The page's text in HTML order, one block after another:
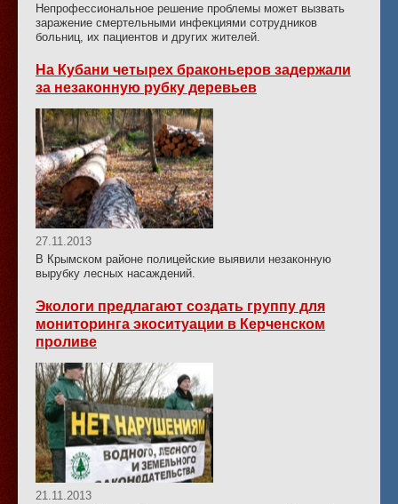
Непрофессиональное решение проблемы может вызвать
заражение смертельными инфекциями сотрудников
больниц, их пациентов и других жителей.
На Кубани четырех браконьеров задержали
за незаконную рубку деревьев
27.11.2013
В Крымском районе полицейские выявили незаконную
вырубку лесных насаждений.
Экологи предлагают создать группу для
мониторинга экоситуации в Керченском
проливе
21.11.2013